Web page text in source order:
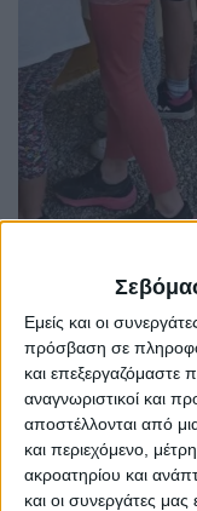
Εμείς και οι
πρόσβαση σε
και
αναγνωριστικοί και
αποστέλλονται από
και περιεχόμενο,
ακροατηρίου και
και οι συνεργάτες